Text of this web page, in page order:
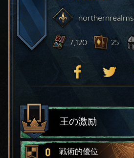
northernrealms
7,120 25
王の激励
0 戦術的優位